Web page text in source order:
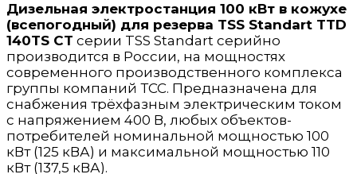
Дизельная электростанция 100 кВт в кожухе
(всепогодный) для резерва TSS Standart TTD
140TS CT серии TSS Standart серийно
производится в России, на мощностях
современного производственного комплекса
группы компаний ТСС. Предназначена для
снабжения трёхфазным электрическим током
с напряжением 400 В, любых объектов-
потребителей номинальной мощностью 100
кВт (125 кВА) и максимальной мощностью 110
кВт (137,5 кВА).